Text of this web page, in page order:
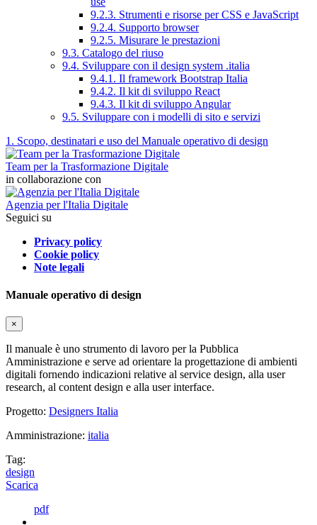
9.2.3. Strumenti e risorse per CSS e JavaScript
9.2.4. Supporto browser
9.2.5. Misurare le prestazioni
9.3. Catalogo del riuso
9.4. Sviluppare con il design system .italia
9.4.1. Il framework Bootstrap Italia
9.4.2. Il kit di sviluppo React
9.4.3. Il kit di sviluppo Angular
9.5. Sviluppare con i modelli di sito e servizi
1. Scopo, destinatari e uso del Manuale operativo di design
Team per la Trasformazione Digitale
in collaborazione con
Agenzia per l'Italia Digitale
Seguici su
Privacy policy
Cookie policy
Note legali
Manuale operativo di design
×
Il manuale è uno strumento di lavoro per la Pubblica
Amministrazione e serve ad orientare la progettazione di ambienti
digitali fornendo indicazioni relative al service design, alla user
research, al content design e alla user interface.
Progetto: Designers Italia
Amministrazione: italia
Tag:
design
Scarica
pdf